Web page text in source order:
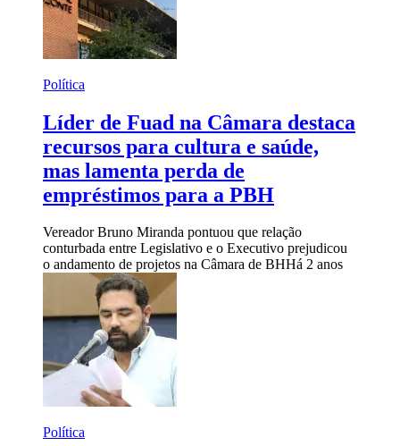
Política
Líder de Fuad na Câmara destaca
recursos para cultura e saúde,
mas lamenta perda de
empréstimos para a PBH
Vereador Bruno Miranda pontuou que relação
conturbada entre Legislativo e o Executivo prejudicou
o andamento de projetos na Câmara de BHHá 2 anos
Política